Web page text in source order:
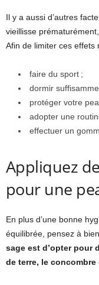
Il y a aussi d’autres
vieillisse
Afin de limiter ces effets
faire du sport ;
dormir
protéger votre
adopter une
effectuer un
Appliquez
pour une
En plus d’une bonne
équilibrée, pensez à
sage est d’opter pour
de terre, le